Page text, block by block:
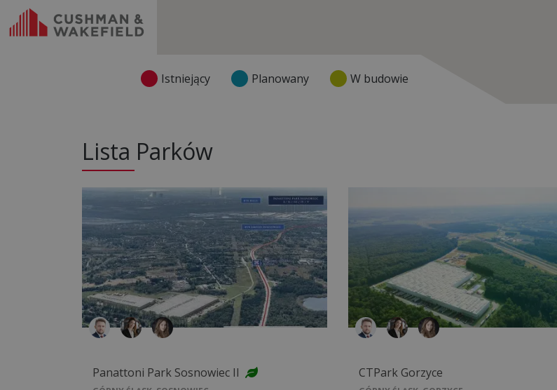
Istniejący Planowany W budowie
Lista Parków
Panattoni Park Sosnowiec II CTPark Gorzyce